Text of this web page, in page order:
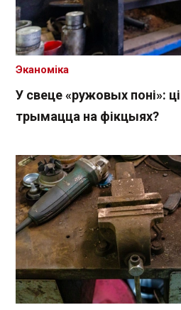
У свеце «ружовых поні»:
трымацца на фікцыях?
Эканоміка